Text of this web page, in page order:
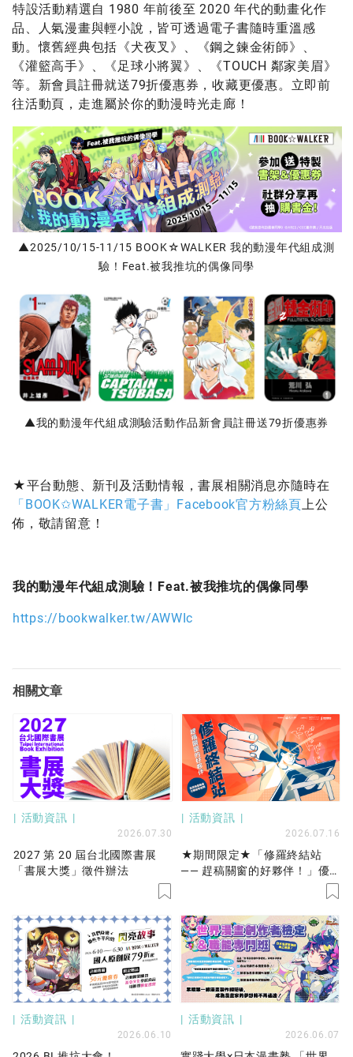
特設活動精選自 1980 年前後至 2020 年代的動畫化作
品、人氣漫畫與輕小說，皆可透過電子書隨時重溫感
動。懷舊經典包括《犬夜叉》、《鋼之鍊金術師》、
《灌籃高手》、《足球小將翼》、《TOUCH 鄰家美眉》
等。新會員註冊就送79折優惠券，收藏更優惠。立即前
往活動頁，走進屬於你的動漫時光走廊！
▲2025/10/15-11/15 BOOK☆WALKER 我的動漫年代組成測
驗！Feat.被我推坑的偶像同學
▲我的動漫年代組成測驗活動作品新會員註冊送79折優惠券
★平台動態、新刊及活動情報，書展相關消息亦隨時在
「BOOK✩WALKER電子書」Facebook官方粉絲頁上公
佈，敬請留意！
我的動漫年代組成測驗！Feat.被我推坑的偶像同學
https://bookwalker.tw/AWWIc
相關文章
活動資訊
2026.07.30
2027 第 20 屆台北國際書展
「書展大獎」徵件辦法
活動資訊
2026.07.16
★期間限定★「修羅終結站
—— 趕稿關窗的好夥伴！」優
先保留工作站服務開放申請！
活動資訊
2026.06.10
活動資訊
2026.06.07